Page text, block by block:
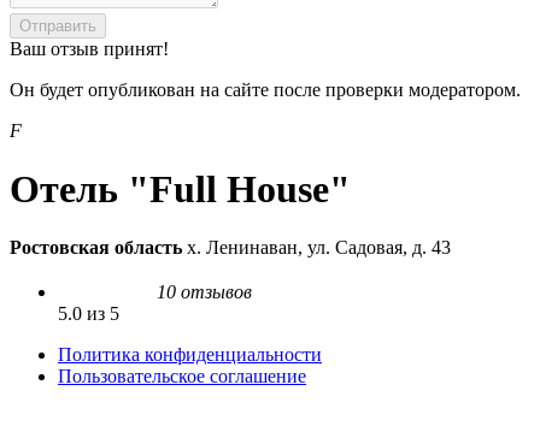
Отправить
Ваш отзыв принят!
Он будет опубликован на сайте после проверки модератором.
F
Отель "Full House"
Ростовская область х. Ленинаван, ул. Садовая, д. 43
10 отзывов
5.0 из 5
Политика конфиденциальности
Пользовательское соглашение